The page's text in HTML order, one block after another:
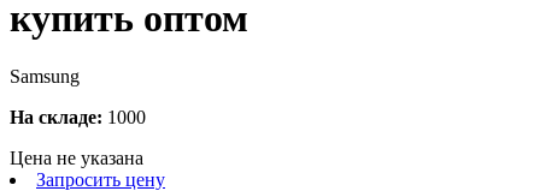
купить оптом
Samsung
На складе: 1000
Цена не указана
Запросить цену